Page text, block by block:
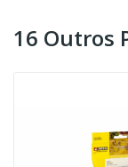
16 Outros